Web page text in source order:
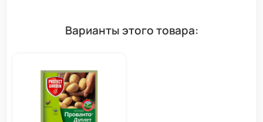
Варианты этого товара: